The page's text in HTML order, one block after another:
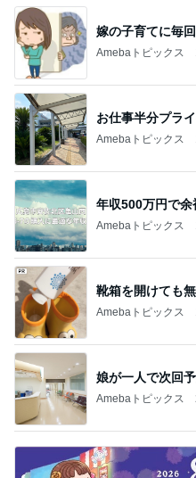
嫁の子育てに毎
Amebaトピックス
お仕事半分プラ
Amebaトピックス
年収500万円で
Amebaトピックス
靴箱を開けても
Amebaトピックス
娘が一人で次回
Amebaトピックス